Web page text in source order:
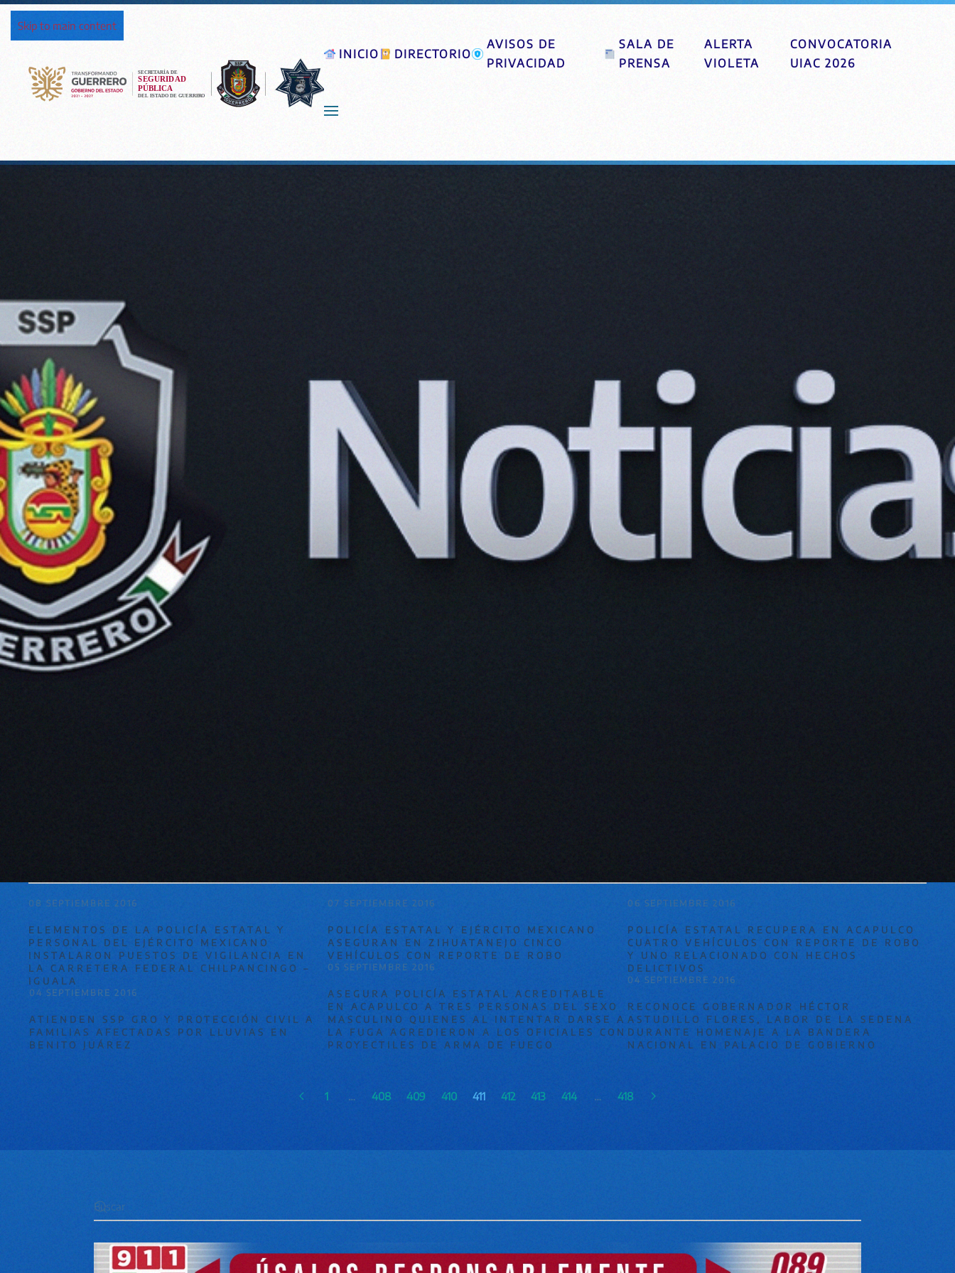
Skip to main content
INICIO DIRECTORIO
AVISOS DE
PRIVACIDAD
SALA DE
PRENSA
ALERTA
VIOLETA
CONVOCATORIA
UIAC 2026
08 SEPTIEMBRE 2016
ELEMENTOS DE LA POLICÍA ESTATAL Y
PERSONAL DEL EJÉRCITO MEXICANO
INSTALARON PUESTOS DE VIGILANCIA EN
LA CARRETERA FEDERAL CHILPANCINGO –
IGUALA
07 SEPTIEMBRE 2016
POLICÍA ESTATAL Y EJÉRCITO MEXICANO
ASEGURAN EN ZIHUATANEJO CINCO
VEHÍCULOS CON REPORTE DE ROBO
06 SEPTIEMBRE 2016
POLICÍA ESTATAL RECUPERA EN ACAPULCO
CUATRO VEHÍCULOS CON REPORTE DE ROBO
Y UNO RELACIONADO CON HECHOS
DELICTIVOS
05 SEPTIEMBRE 2016
ASEGURA POLICÍA ESTATAL ACREDITABLE
EN ACAPULCO A TRES PERSONAS DEL SEXO
MASCULINO QUIENES AL INTENTAR DARSE A
LA FUGA AGREDIERON A LOS OFICIALES CON
PROYECTILES DE ARMA DE FUEGO
04 SEPTIEMBRE 2016
RECONOCE GOBERNADOR HÉCTOR
ASTUDILLO FLORES, LABOR DE LA SEDENA
DURANTE HOMENAJE A LA BANDERA
NACIONAL EN PALACIO DE GOBIERNO
04 SEPTIEMBRE 2016
ATIENDEN SSP GRO Y PROTECCIÓN CIVIL A
FAMILIAS AFECTADAS POR LLUVIAS EN
BENITO JUÁREZ
1 408 409 410 411 412 413 414 418